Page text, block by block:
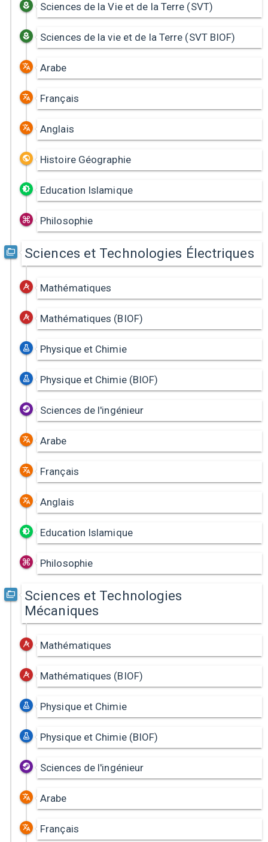
Sciences de la Vie et de la Terre (SVT)
Sciences de la vie et de la Terre (SVT BIOF)
Arabe
Français
Anglais
Histoire Géographie
Education Islamique
Philosophie
Sciences et Technologies Électriques
Mathématiques
Mathématiques (BIOF)
Physique et Chimie
Physique et Chimie (BIOF)
Sciences de l'ingénieur
Arabe
Français
Anglais
Education Islamique
Philosophie
Sciences et Technologies
Mécaniques
Mathématiques
Mathématiques (BIOF)
Physique et Chimie
Physique et Chimie (BIOF)
Sciences de l'ingénieur
Arabe
Français